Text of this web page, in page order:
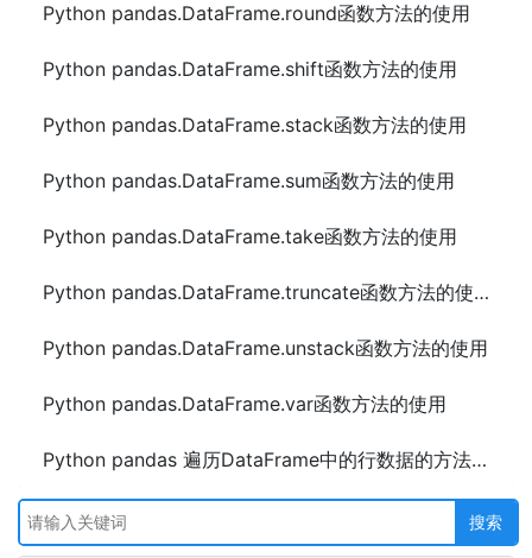
Python pandas.DataFrame.round函数方法的使用
Python pandas.DataFrame.shift函数方法的使用
Python pandas.DataFrame.stack函数方法的使用
Python pandas.DataFrame.sum函数方法的使用
Python pandas.DataFrame.take函数方法的使用
Python pandas.DataFrame.truncate函数方法的使用
Python pandas.DataFrame.unstack函数方法的使用
Python pandas.DataFrame.var函数方法的使用
Python pandas 遍历DataFrame中的行数据的方法及示例代码